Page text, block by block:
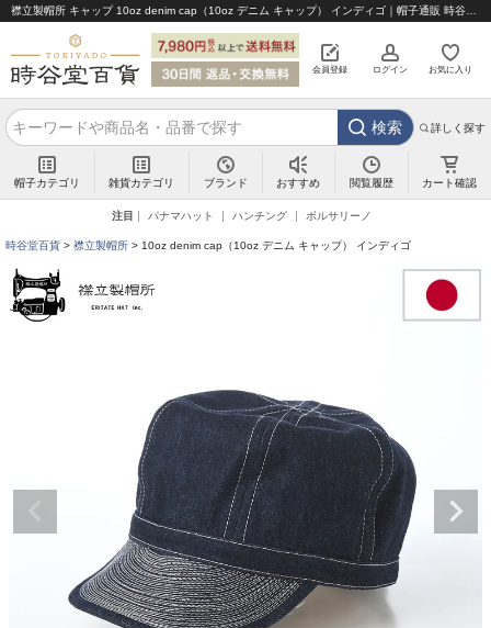
会員登録 ログイン お気に入り
検索 詳しく探す
帽子カテゴリ 雑貨カテゴリ ブランド おすすめ 閲覧履歴 カート確認
注目 パナマハット ハンチング ボルサリーノ
時谷堂百貨 襟立製帽所 10oz denim cap（10oz デニム キャップ） インディゴ